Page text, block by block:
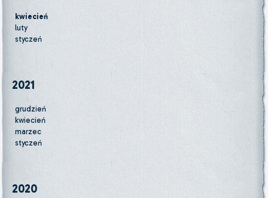
kwiecień
luty
styczeń
2021
grudzień
kwiecień
marzec
styczeń
2020